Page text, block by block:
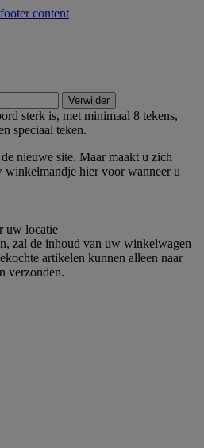
content
Verwijder
sterk is, met minimaal 8 tekens,
speciaal teken.
nieuwe site. Maar maakt u zich
winkelmandje hier voor wanneer u
uw locatie
zal de inhoud van uw winkelwagen
artikelen kunnen alleen naar
verzonden.